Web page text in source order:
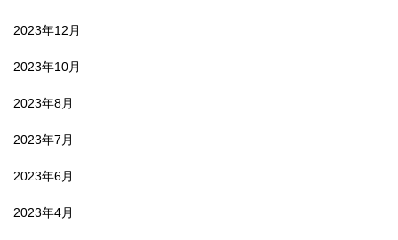
2023年12月
2023年10月
2023年8月
2023年7月
2023年6月
2023年4月